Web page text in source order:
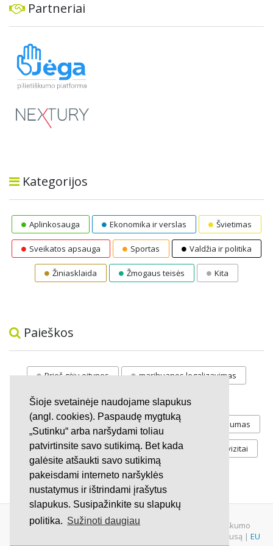
Šioje svetainėje naudojame slapukus
(angl. cookies). Paspaudę mygtuką
„Sutinku“ arba naršydami toliau
patvirtinsite savo sutikimą. Bet kada
galėsite atšaukti savo sutikimą
pakeisdami interneto naršyklės
nustatymus ir ištrindami įrašytus
slapukus. Susipažinkite su slapukų
politika. Sužinoti daugiau
Partneriai
Kategorijos
Aplinkosauga Ekonomika ir verslas Švietimas
Sveikatos apsauga Sportas Valdžia ir politika
Žiniasklaida Žmogaus teisės Kita
Paieškos
Prieš gėju eitynes marihuanos legalizavimas
STOP vaiku atemimas
Pilnos moksleivių vasaros atostogos referendumas
Keliu jaunystės Valandos Rekvizitai
Investicijos
© 2007 - 2026 Ne pelno siekianti organizacija VŠĮ "Pilietiškumo
platformos" į.k. 305719586. Įstaiga turi paramos gavėjo statusą | EU